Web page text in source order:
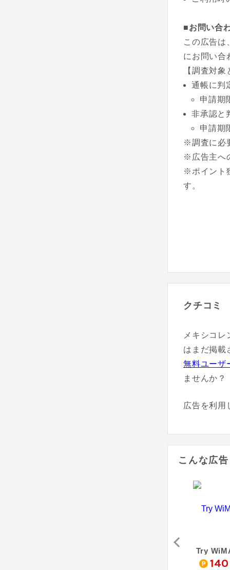
■お問い合
この広告は
にお問い合
【調査対
通帳に判
申請期
非承認と
申請期
※調査に必
※広告主へ
※ポイント
す。
クチコミ
メキシコレ
はまだ掲載
無料ユーザ
ませんか？
広告を利用
こんな広
Try
140